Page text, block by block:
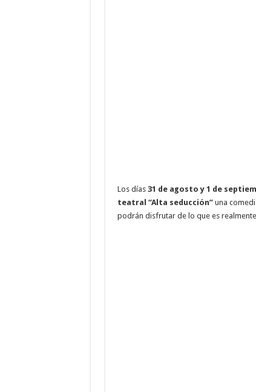
Los días 31 de agosto y 1 de
teatral “Alta seducción”una
podrán disfrutar de lo que es